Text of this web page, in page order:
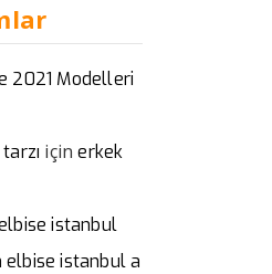
2021 Modelleri
içinerkek
istanbul
elbise istanbul a